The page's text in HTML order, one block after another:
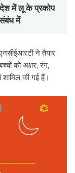
में लू के प्रकोप
में
ने तैयार
को अक्षर, रंग,
की गई हैं।